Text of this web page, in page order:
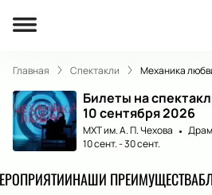
Главная Спектакли Механика
Билеты на
10 сентября 2026
МХТ им. А. П. Чехова
10 сент.-30 сент.
НАШИ ПРЕИМУЩЕСТВА